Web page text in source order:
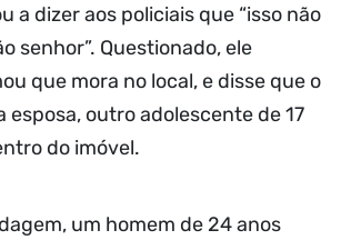
a dizer aos policiais que “isso não
senhor”. Questionado, ele
que mora no local, e disse que o
esposa, outro adolescente de 17
do imóvel.
um homem de 24 anos